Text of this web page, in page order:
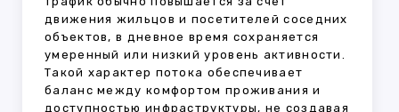
движения жильцов и посетителей соседних
объектов, в дневное время сохраняется
умеренный или низкий уровень активности.
Такой характер потока обеспечивает
баланс между комфортом проживания и
доступностью инфраструктуры, не создавая